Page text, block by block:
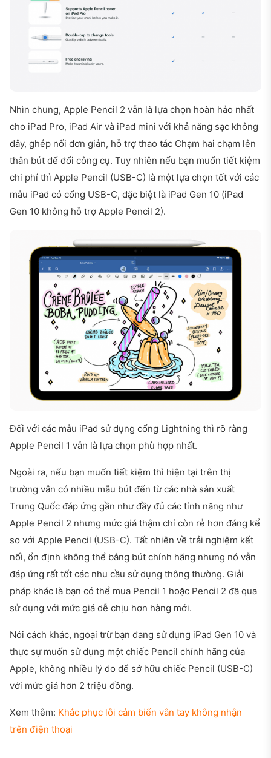
Nhìn chung, Apple Pencil 2 vẫn là lựa chọn hoàn hảo nhất
cho iPad Pro, iPad Air và iPad mini với khả năng sạc không
dây, ghép nối đơn giản, hỗ trợ thao tác Chạm hai chạm lên
thân bút để đổi công cụ. Tuy nhiên nếu bạn muốn tiết kiệm
chi phí thì Apple Pencil (USB-C) là một lựa chọn tốt với các
mẫu iPad có cổng USB-C, đặc biệt là iPad Gen 10 (iPad
Gen 10 không hỗ trợ Apple Pencil 2).
Đối với các mẫu iPad sử dụng cổng Lightning thì rõ ràng
Apple Pencil 1 vẫn là lựa chọn phù hợp nhất.
Ngoài ra, nếu bạn muốn tiết kiệm thì hiện tại trên thị
trường vẫn có nhiều mẫu bút đến từ các nhà sản xuất
Trung Quốc đáp ứng gần như đầy đủ các tính năng như
Apple Pencil 2 nhưng mức giá thậm chí còn rẻ hơn đáng kể
so với Apple Pencil (USB-C). Tất nhiên về trải nghiệm kết
nối, ổn định không thể bằng bút chính hãng nhưng nó vẫn
đáp ứng rất tốt các nhu cầu sử dụng thông thường. Giải
pháp khác là bạn có thể mua Pencil 1 hoặc Pencil 2 đã qua
sử dụng với mức giá dễ chịu hơn hàng mới.
Nói cách khác, ngoại trừ bạn đang sử dụng iPad Gen 10 và
thực sự muốn sử dụng một chiếc Pencil chính hãng của
Apple, không nhiều lý do để sở hữu chiếc Pencil (USB-C)
với mức giá hơn 2 triệu đồng.
Xem thêm: Khắc phục lỗi cảm biến vân tay không nhận
trên điện thoại